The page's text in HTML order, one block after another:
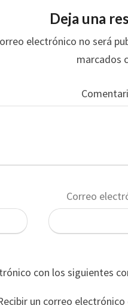
Deja una
electrónico no será
marcados
Correo
con los siguientes
un correo